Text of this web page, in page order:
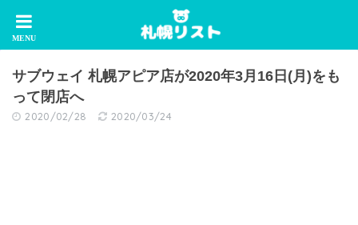
サブウェイ 札幌アピア店が2020年3月16日(月)をも
って閉店へ
2020/02/28 2020/03/24